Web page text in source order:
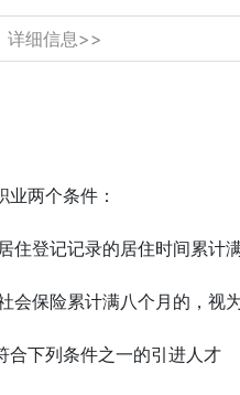
详细信息>>
两个条件：
登记记录的居住时间累计
保险累计满八个月的，视
合下列条件之一的引进人才